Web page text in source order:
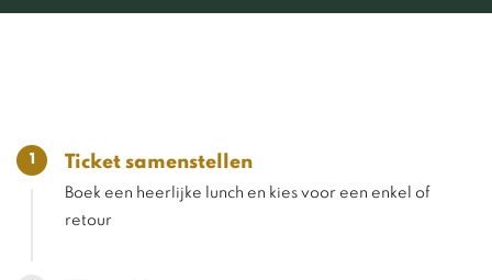
1 Ticket samenstellen
Boek een heerlijke lunch en kies voor een enkel of
retour